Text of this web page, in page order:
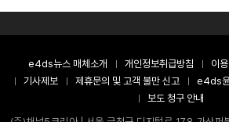
e4ds뉴스 매체소개 개인정보취급방침 이
기사제보
제휴문의 및 고객 불만 신고 e4ds
보도 청구 안내